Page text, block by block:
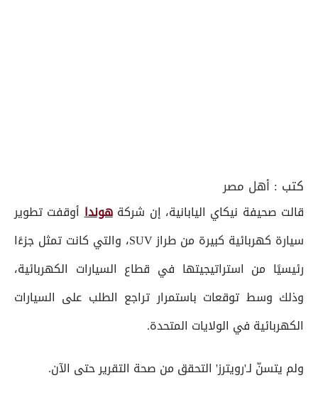
كتب : أهل مصر
قالت صحيفة نيكاي اليابانية، إن شركةهونداأوقفت تطوير
سيارة كهربائية كبيرة من طراز SUV، والتي كانت تمثل جزءًا
رئيسيًا من استراتيجيتها في قطاع السيارات الكهربائية،
وذلك وسط توقعات باستمرار تراجع الطلب على السيارات
الكهربائية في الولايات المتحدة.
ولم يتسنّ لـ'رويترز' التحقق من صحة التقرير حتى الآن.